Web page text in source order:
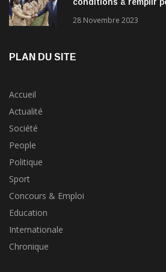
28 Novembre 2023
PLAN DU SITE
Accueil
Actualité
Société
People
Politique
Sport
Concours & Emploi
Education
Internationale
Chronique